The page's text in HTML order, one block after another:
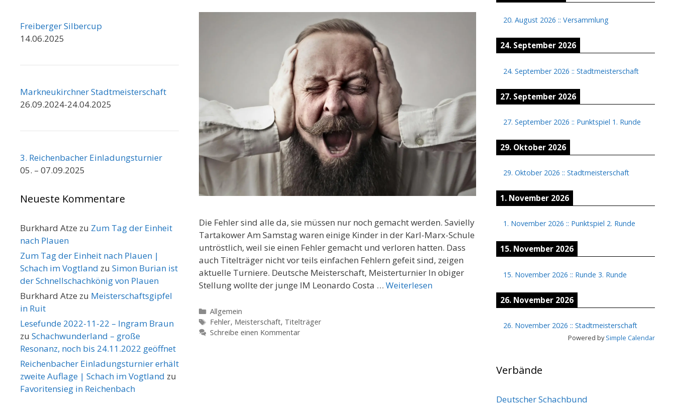
Die Fehler sind alle da, sie müssen nur noch gemacht werden. Savielly
Tartakower Am Samstag waren einige Kinder in der Karl-Marx-Schule
untröstlich, weil sie einen Fehler gemacht und verloren hatten. Dass
auch Titelträger nicht vor teils einfachen Fehlern gefeit sind, zeigen
aktuelle Turniere. Deutsche Meisterschaft, Meisterturnier In obiger
Stellung wollte der junge IM Leonardo Costa … Weiterlesen
Kategorien
Allgemein
Schlagwörter
Fehler, Meisterschaft, Titelträger
Schreibe einen Kommentar
Freiberger Silbercup
14.06.2025
Markneukirchner Stadtmeisterschaft
26.09.2024-24.04.2025
3. Reichenbacher Einladungsturnier
05. – 07.09.2025
Neueste Kommentare
Burkhard Atze zu Zum Tag der Einheit
nach Plauen
Zum Tag der Einheit nach Plauen |
Schach im Vogtland zu Simon Burian ist
der Schnellschachkönig von Plauen
Burkhard Atze zu Meisterschaftsgipfel
in Ruit
Lesefunde 2022-11-22 – Ingram Braun
zu Schachwunderland – große
Resonanz, noch bis 24.11.2022 geöffnet
Reichenbacher Einladungsturnier erhält
zweite Auflage | Schach im Vogtland zu
Favoritensieg in Reichenbach
20. August 2026 :: Versammlung
24. September 2026
24. September 2026 :: Stadtmeisterschaft
27. September 2026
27. September 2026 :: Punktspiel 1. Runde
29. Oktober 2026
29. Oktober 2026 :: Stadtmeisterschaft
1. November 2026
1. November 2026 :: Punktspiel 2. Runde
15. November 2026
15. November 2026 :: Runde 3. Runde
26. November 2026
26. November 2026 :: Stadtmeisterschaft
Powered bySimple Calendar
Verbände
Deutscher Schachbund